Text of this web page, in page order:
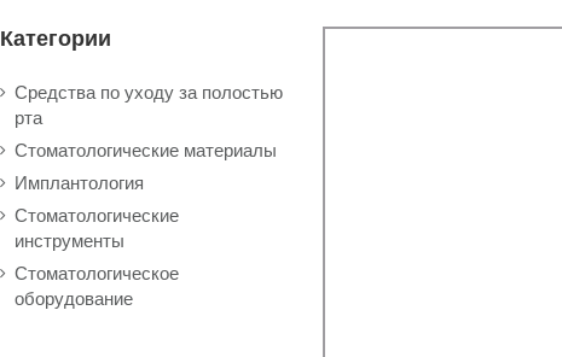
Категории
Средства по уходу за полостью
рта
Стоматологические материалы
Имплантология
Стоматологические
инструменты
Стоматологическое
оборудование